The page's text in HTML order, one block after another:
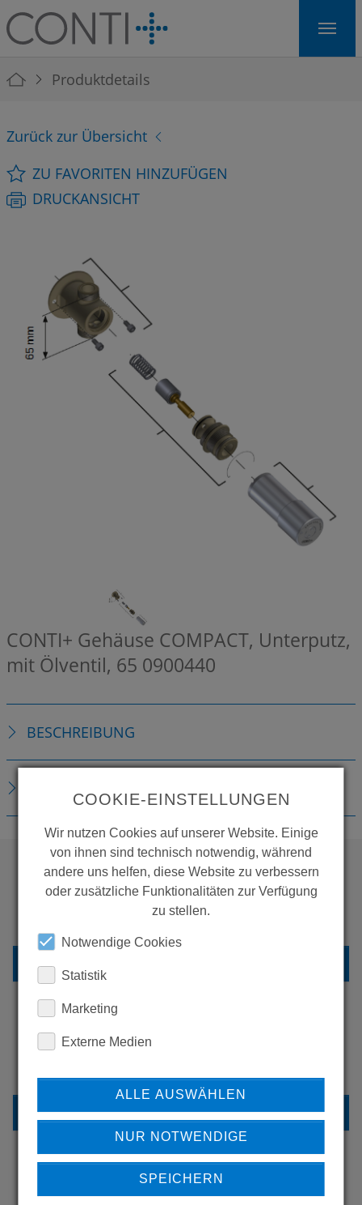
Skip to main navigation
Skip to main content
Skip to page footer
You are here:
Produktdetails
Zurück zur Übersicht
ZU FAVORITEN HINZUFÜGEN
DRUCKANSICHT
CONTI+ Gehäuse COMPACT, Unterputz,
mit Ölventil, 65 0900440
BESCHREIBUNG
WOLLEN SIE MEHR
PRODUKTE SEHEN?
ERFAHREN SIE MEHR ÜBER
REFERENZEN
HABEN SIE FRAGEN?
COOKIE-EINSTELLUNGEN
Wir nutzen Cookies auf unserer Website. Einige
von ihnen sind technisch notwendig, während
andere uns helfen, diese Website zu verbessern
oder zusätzliche Funktionalitäten zur Verfügung
zu stellen.
Notwendige Cookies
Statistik
Marketing
Externe Medien
ALLE AUSWÄHLEN
NUR NOTWENDIGE
SPEICHERN